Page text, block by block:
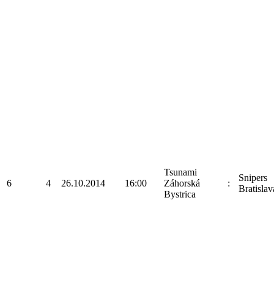
6 4 26.10.2014 16:00
Tsunami
Záhorská
Bystrica
:
Snipers